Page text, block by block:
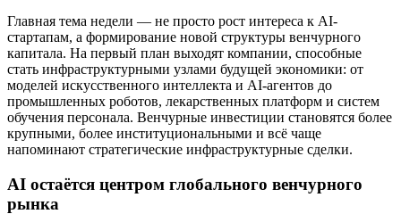
Главная тема недели — не просто рост интереса к AI-
стартапам, а формирование новой структуры венчурного
капитала. На первый план выходят компании, способные
стать инфраструктурными узлами будущей экономики: от
моделей искусственного интеллекта и AI-агентов до
промышленных роботов, лекарственных платформ и систем
обучения персонала. Венчурные инвестиции становятся более
крупными, более институциональными и всё чаще
напоминают стратегические инфраструктурные сделки.
AI остаётся центром глобального венчурного
рынка